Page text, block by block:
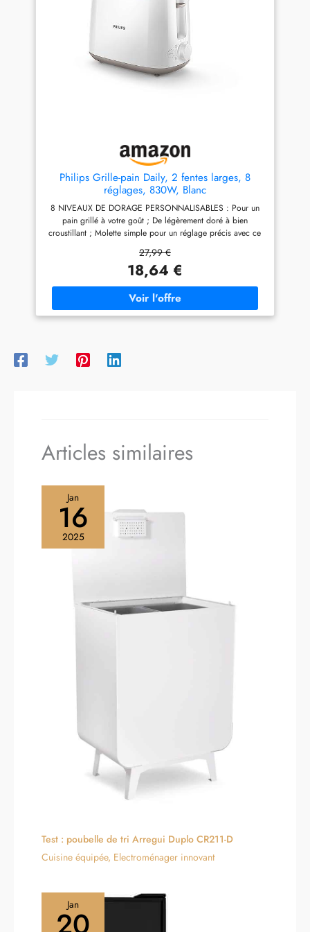
quand vous le voulez -
contre l'arrêt automatique
pour éviter les courts-circuits
Nettoyage simple : le tiroir
poussière d'entrer dans les
fentes entre les utilisations
utilisation. SURÉLÉVATION
PRATIQUE : Levier pour
retirer même les petites
tranches. TIROIR RAMASSE-
MIETTES : Pour un entretien
monde pour prolonger sa
Philips Grille-pain Daily, 2 fentes larges, 8
réglages, 830W, Blanc
8 NIVEAUX DE DORAGE PERSONNALISABLES : Pour un
pain grillé à votre goût ; De légèrement doré à bien
croustillant ; Molette simple pour un réglage précis avec ce
AUTOMATIQUE : Pour tous types de pain ; Deux fentes à
largeur variable qui centrent les tranches pour un dorage
toaster est conçu pour réchauffer les petits pains et les
brioches. Support escamotable pratique pour réchauffer
sans griller DU PAIN CHAUD EN QUELQUES SECONDES :
congelé NETTOYAGE FACILE ET UTILISATION SÛRE : Le
Grille pain est conçu pour un usage quotidien ; Tiroir
27,99 €
18,64 €
Articles similaires
Jan
16
2025
Test : poubelle de tri Arregui Duplo CR211-D
Cuisine équipée, Electroménager innovant
Jan